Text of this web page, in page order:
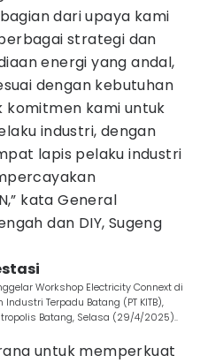
dari upaya kami
strategi dan
energi yang andal,
dengan kebutuhan
komitmen kami untuk
industri, dengan
lapis pelaku industri
kata General
dan DIY, Sugeng
Workshop Electricity Connext di
Terpadu Batang (PT KITB),
Batang, Selasa (29/4/2025)..
untuk memperkuat